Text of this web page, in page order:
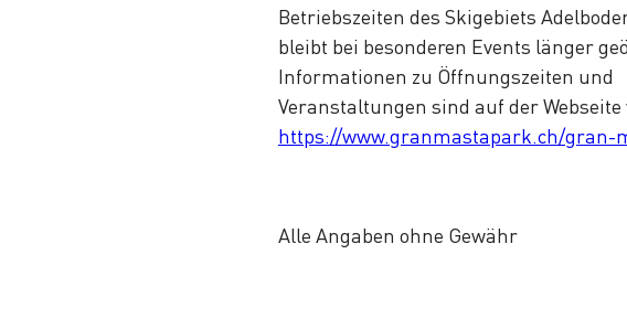
Betriebszeiten des Skigebiets
bleibt bei besonderen Events länger
Informationen zu Öffnungszeiten und
Veranstaltungen sind auf der
https://www.granmastapark.ch/gran-
Alle Angaben ohne Gewähr